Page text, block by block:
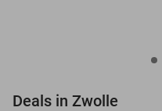
Deals in Zwolle